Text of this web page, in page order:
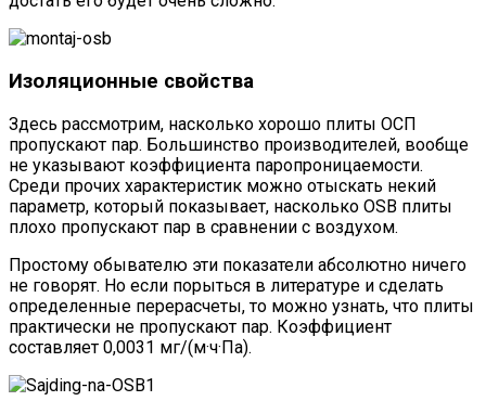
Изоляционные свойства
Здесь рассмотрим, насколько хорошо плиты ОСП
пропускают пар. Большинство производителей, вообще
не указывают коэффициента паропроницаемости.
Среди прочих характеристик можно отыскать некий
параметр, который показывает, насколько OSB плиты
плохо пропускают пар в сравнении с воздухом.
Простому обывателю эти показатели абсолютно ничего
не говорят. Но если порыться в литературе и сделать
определенные перерасчеты, то можно узнать, что плиты
практически не пропускают пар. Коэффициент
составляет 0,0031 мг/(м·ч·Па).